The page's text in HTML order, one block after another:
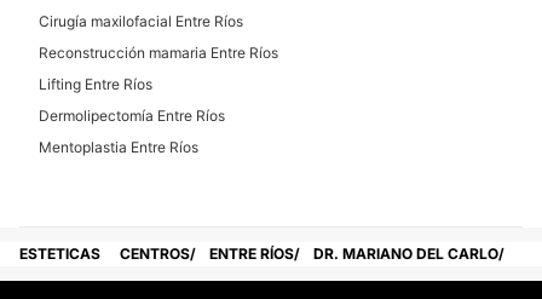
Cirugía maxilofacial Entre Ríos
Reconstrucción mamaria Entre Ríos
Lifting Entre Ríos
Dermolipectomía Entre Ríos
Mentoplastia Entre Ríos
ESTETICAS CENTROS ENTRE RÍOS DR. MARIANO DEL CARLO